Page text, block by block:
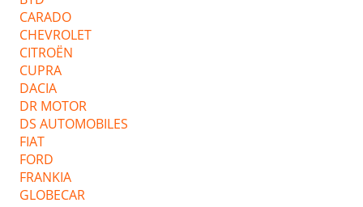
CARADO
CHEVROLET
CITROËN
CUPRA
DACIA
DR MOTOR
DS AUTOMOBILES
FIAT
FORD
FRANKIA
GLOBECAR